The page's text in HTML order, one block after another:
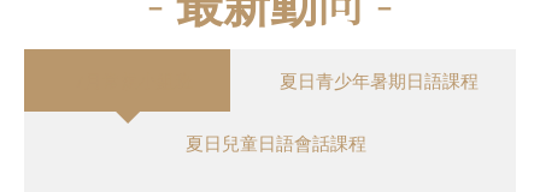
夏日青少年暑期日語課程
夏日兒童日語會話課程